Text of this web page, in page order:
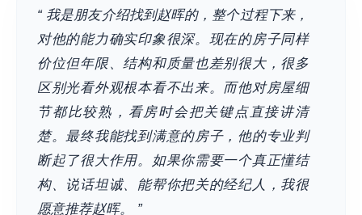
“ 我是朋友介绍找到赵晖的，整个过程下来，
对他的能力确实印象很深。现在的房子同样
价位但年限、结构和质量也差别很大，很多
区别光看外观根本看不出来。而他对房屋细
节都比较熟，看房时会把关键点直接讲清
楚。最终我能找到满意的房子，他的专业判
断起了很大作用。如果你需要一个真正懂结
构、说话坦诚、能帮你把关的经纪人，我很
愿意推荐赵晖。 ”